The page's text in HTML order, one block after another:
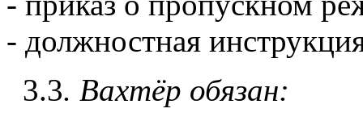
- должностная
3.3. Вахтёр обязан: